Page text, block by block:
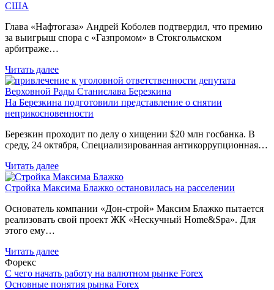
США
Глава «Нафтогаза» Андрей Коболев подтвердил, что премию
за выигрыш спора с «Газпромом» в Стокгольмском
арбитраже…
Читать далее
На Березкина подготовили представление о снятии
неприкосновенности
Березкин проходит по делу о хищении $20 млн госбанка. В
среду, 24 октября, Специализированная антикоррупционная…
Читать далее
Стройка Максима Блажко остановилась на расселении
Основатель компании «Дон-строй» Максим Блажко пытается
реализовать свой проект ЖК «Нескучный Home&Spa». Для
этого ему…
Читать далее
Форекс
С чего начать работу на валютном рынке Forex
Основные понятия рынка Forex